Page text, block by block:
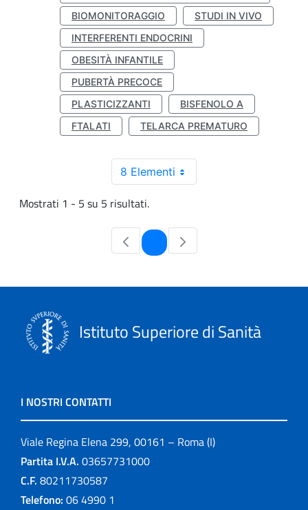
BIOMONITORAGGIO
STUDI IN VIVO
INTERFERENTI ENDOCRINI
OBESITÀ INFANTILE
PUBERTÀ PRECOCE
PLASTICIZZANTI
BISFENOLO A
FTALATI
TELARCA PREMATURO
8 Elementi
Mostrati 1 - 5 su 5 risultati.
Pagina
Istituto Superiore di Sanità
I NOSTRI CONTATTI
Viale Regina Elena 299, 00161 – Roma (I)
Partita I.V.A. 03657731000
C.F. 80211730587
Telefono: 06 4990 1